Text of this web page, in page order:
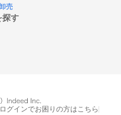
売
探す
エントリーするとプログラムの詳細案内を
受け取れるようになります
ログインでお困りの方はこちら